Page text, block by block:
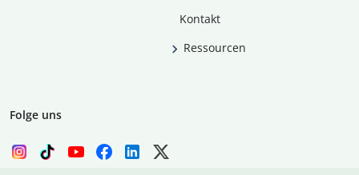
Kontakt
Ressourcen
Folge uns